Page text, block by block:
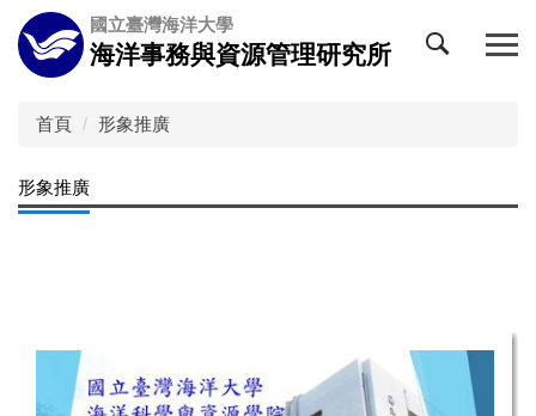
跳
到
主
區
國立臺灣海洋大學
海洋事務與資源管理研究所
首頁 形象推廣
形象推廣